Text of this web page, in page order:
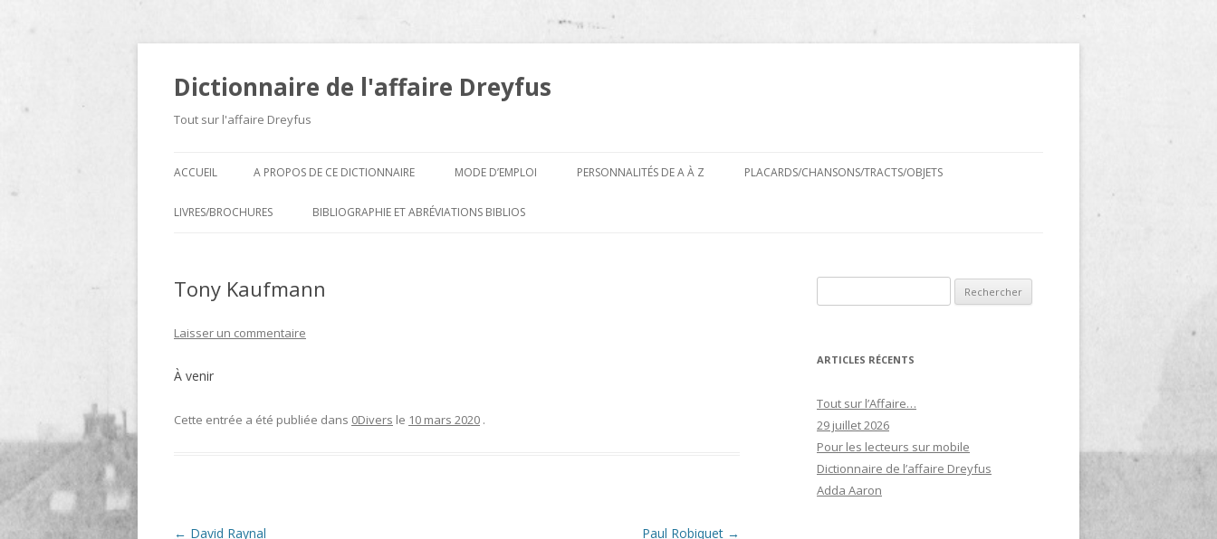
Dictionnaire de l'affaire Dreyfus
Tout sur l'affaire Dreyfus
au
ACCUEIL A PROPOS DE CE DICTIONNAIRE MODE D’EMPLOI PERSONNALITÉS DE A À Z PLACARDS/CHANSONS/TRACTS/OBJETS
LIVRES/BROCHURES
D
BIBLIOGRAPHIE ET ABRÉVIATIONS BIBLIOS
Tony Kaufmann
Laisser un commentaire
À venir
Cette entrée a été publiée dans 0Divers le 10 mars 2020 .
Navigation
← David Raynal Paul Robiquet →
ARTICLES RÉCENTS
Tout sur l’Affaire…
29 juillet 2026
Pour les lecteurs sur mobile
Dictionnaire de l’affaire Dreyfus
Adda Aaron